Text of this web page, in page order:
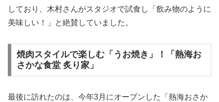
しており、木村さんがスタジオで試食し「飲み物のように
美味しい！」と絶賛していました。
焼肉スタイルで楽しむ「うお焼き」！「熱海お
さかな食堂 炙り家」
最後に訪れたのは、今年3月にオープンした「熱海おさか